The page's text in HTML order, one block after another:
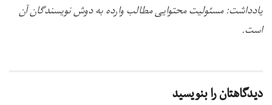
یادداشت: مسئولیت محتوایی مطالب وارده به دوش نویسندگان آن
است.
دیدگاهتان را بنویسید